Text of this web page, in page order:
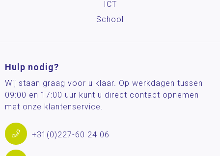
ICT
School
Hulp nodig?
Wij staan graag voor u klaar. Op werkdagen tussen
09:00 en 17:00 uur kunt u direct contact opnemen
met onze klantenservice.
+31(0)227-60 24 06